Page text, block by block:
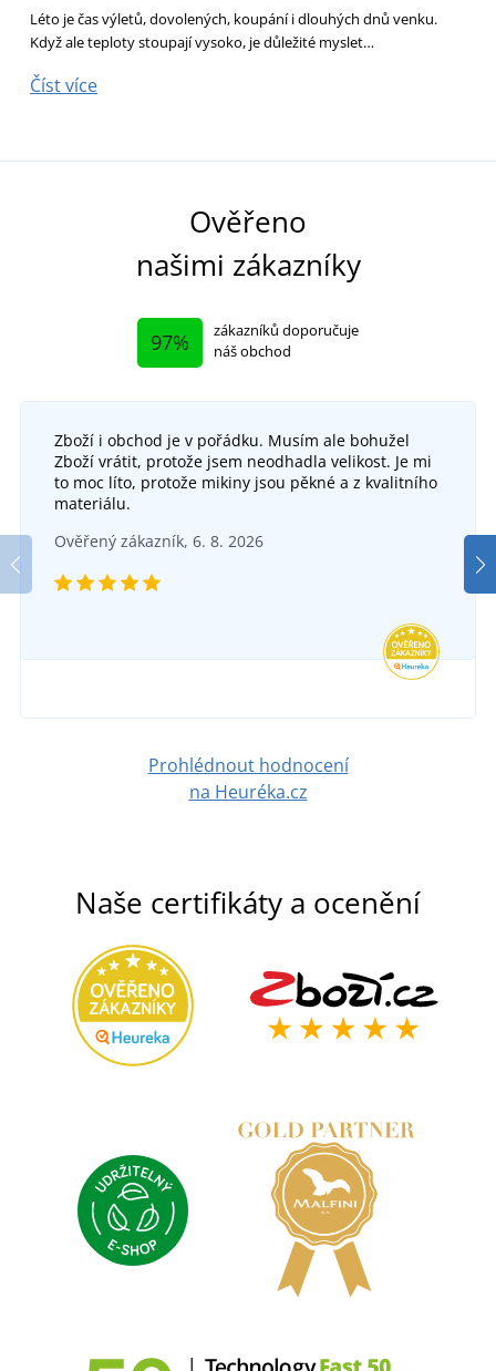
Léto je čas výletů, dovolených, koupání i dlouhých dnů venku.
Když ale teploty stoupají vysoko, je důležité myslet…
Číst více
Ověřeno
našimi zákazníky
97%
zákazníků doporučuje
náš obchod
Zboží i obchod je v pořádku. Musím ale bohužel
Zboží vrátit, protože jsem neodhadla velikost. Je mi
to moc líto, protože mikiny jsou pěkné a z kvalitního
materiálu.
Ověřený zákazník, 6. 8. 2026
Prohlédnout hodnocení
na Heuréka.cz
Naše certifikáty a ocenění